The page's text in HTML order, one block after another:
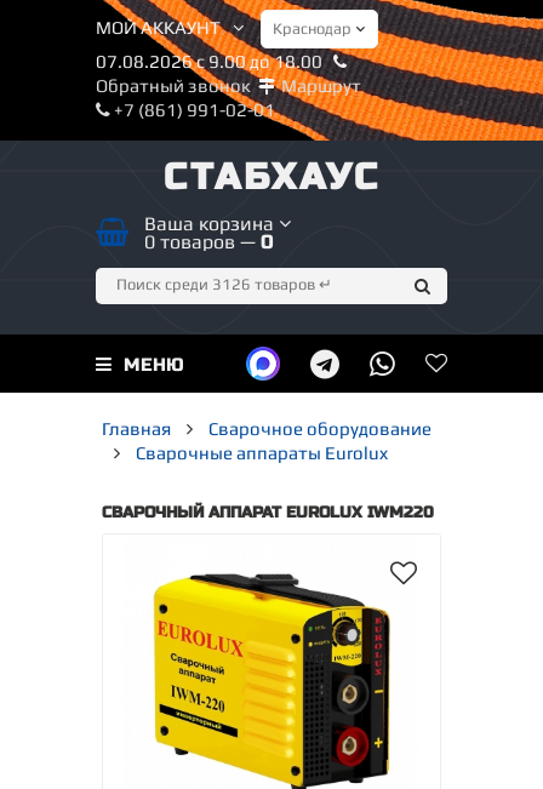
МОЙ АККАУНТ
07.08.2026 с 9.00 до 18.00
Обратный звонок
Маршрут
+7 (861) 991-02-01
СТАБХАУС
Ваша корзина
0 товаров — 0
МЕНЮ
Главная
Сварочное оборудование
Сварочные аппараты Eurolux
СВАРОЧНЫЙ АППАРАТ EUROLUX IWM220